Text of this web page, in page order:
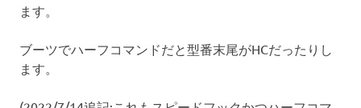
ます。
ブーツでハーフコマンドだと型番末尾がHCだったりし
ます。